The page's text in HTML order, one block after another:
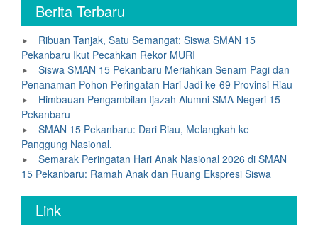
Berita Terbaru
Ribuan Tanjak, Satu Semangat: Siswa SMAN 15
Pekanbaru Ikut Pecahkan Rekor MURI
Siswa SMAN 15 Pekanbaru Meriahkan Senam Pagi dan
Penanaman Pohon Peringatan Hari Jadi ke-69 Provinsi Riau
Himbauan Pengambilan Ijazah Alumni SMA Negeri 15
Pekanbaru
SMAN 15 Pekanbaru: Dari Riau, Melangkah ke
Panggung Nasional.
Semarak Peringatan Hari Anak Nasional 2026 di SMAN
15 Pekanbaru: Ramah Anak dan Ruang Ekspresi Siswa
Link